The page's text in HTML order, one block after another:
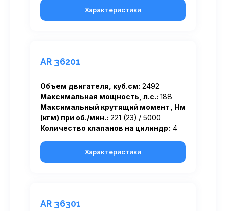
Характеристики
AR 36201
Объем двигателя, куб.см: 2492
Максимальная мощность, л.с.: 188
Максимальный крутящий момент, Нм
(кгм) при об./мин.: 221 (23) / 5000
Количество клапанов на цилиндр: 4
Характеристики
AR 36301